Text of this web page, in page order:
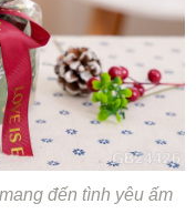
đến tình yêu ấm